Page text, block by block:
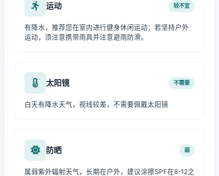
运动 较不宜
有降水，推荐您在室内进行健身休闲运动；若坚持户外
运动，须注意携带雨具并注意避雨防滑。
太阳镜 不需要
白天有降水天气，视线较差，不需要佩戴太阳镜
防晒 弱
属弱紫外辐射天气，长期在户外，建议涂擦SPF在8-12之